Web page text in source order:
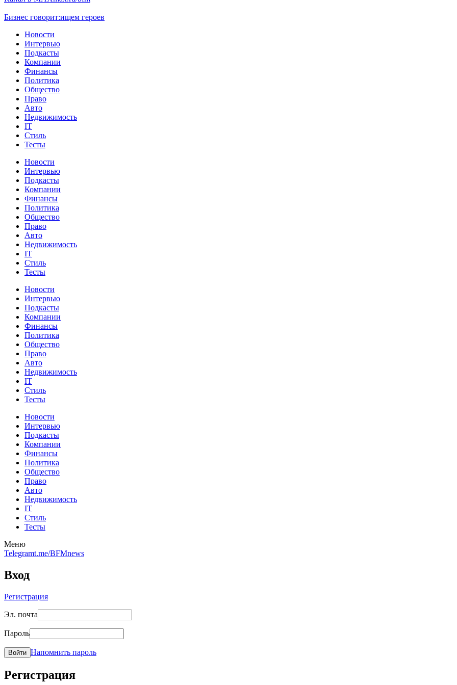
Бизнес говорит:ищем героев
Новости
Интервью
Подкасты
Компании
Финансы
Политика
Общество
Право
Авто
Недвижимость
IT
Стиль
Тесты
Новости
Интервью
Подкасты
Компании
Финансы
Политика
Общество
Право
Авто
Недвижимость
IT
Стиль
Тесты
Новости
Интервью
Подкасты
Компании
Финансы
Политика
Общество
Право
Авто
Недвижимость
IT
Стиль
Тесты
Новости
Интервью
Подкасты
Компании
Финансы
Политика
Общество
Право
Авто
Недвижимость
IT
Стиль
Тесты
Меню
Telegramt.me/BFMnews
Вход
Регистрация
Эл. почта
Пароль
Войти Напомнить пароль
Регистрация